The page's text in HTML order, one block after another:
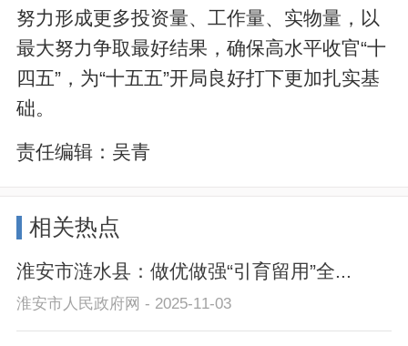
努力形成更多投资量、工作量、实物量，以
最大努力争取最好结果，确保高水平收官“十
四五”，为“十五五”开局良好打下更加扎实基
础。
责任编辑： 吴青
相关热点
淮安市涟水县：做优做强“引育留用”全...
淮安市人民政府网 - 2025-11-03